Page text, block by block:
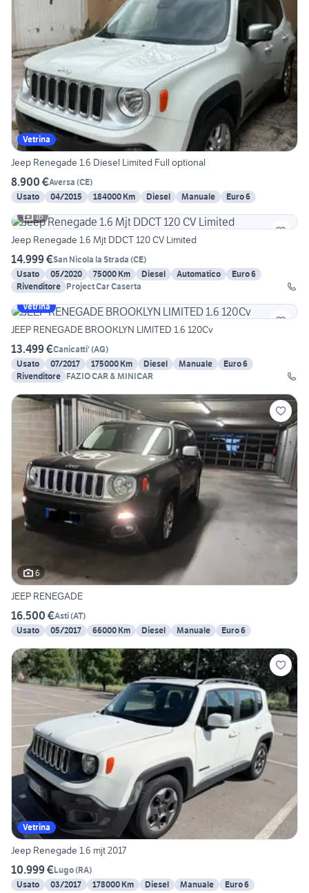
Vetrina
Jeep Renegade 1.6 Diesel Limited Full optional
8.900 €Aversa (CE)
Usato
04/2015 184000 Km Diesel Manuale
Euro 6
16
Jeep Renegade 1.6 Mjt DDCT 120 CV Limited
14.999 €San Nicola la Strada (CE)
Usato
05/2020 75000 Km Diesel Automatico
Euro 6
Rivenditore Project Car Caserta
Vetrina
JEEP RENEGADE BROOKLYN LIMITED 1.6 120Cv
13.499 €Canicatti' (AG)
Usato
07/2017 175000 Km Diesel Manuale
Euro 6
Rivenditore FAZIO CAR & MINICAR
6
JEEP RENEGADE
16.500 €Asti(AT)
Usato
05/2017 66000 Km Diesel Manuale Euro 6
Vetrina
Jeep Renegade 1.6 mjt 2017
10.999 €Lugo(RA)
Usato
03/2017 178000 Km Diesel Manuale Euro 6